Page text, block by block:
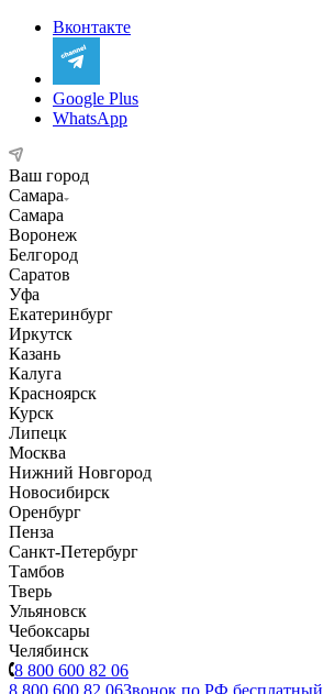
Вконтакте
Google Plus
WhatsApp
Ваш город
Самара
Самара
Воронеж
Белгород
Саратов
Уфа
Екатеринбург
Иркутск
Казань
Калуга
Красноярск
Курск
Липецк
Москва
Нижний Новгород
Новосибирск
Оренбург
Пенза
Санкт-Петербург
Тамбов
Тверь
Ульяновск
Чебоксары
Челябинск
8 800 600 82 06
8 800 600 82 06Звонок по РФ бесплатный